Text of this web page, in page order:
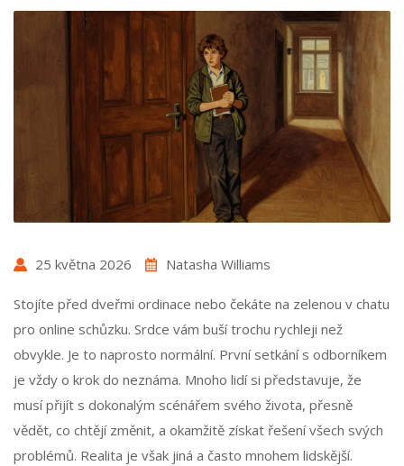
25 května 2026 Natasha Williams
Stojíte před dveřmi ordinace nebo čekáte na zelenou v chatu
pro online schůzku. Srdce vám buší trochu rychleji než
obvykle. Je to naprosto normální. První setkání s odborníkem
je vždy o krok do neznáma. Mnoho lidí si představuje, že
musí přijít s dokonalým scénářem svého života, přesně
vědět, co chtějí změnit, a okamžitě získat řešení všech svých
problémů. Realita je však jiná a často mnohem lidskější.